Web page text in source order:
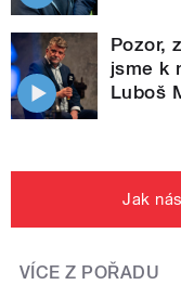
Pozor,
jsme k
Luboš
Jak
VÍCE Z POŘADU